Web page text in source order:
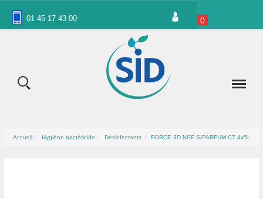
01 45 17 43 00 0
Accueil Hygiène bactéricide Désinfectants FORCE 3D NSF S/PARFUM CT 4x5L